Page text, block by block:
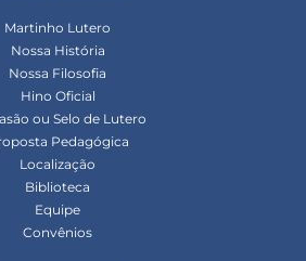
Martinho Lutero
Nossa História
Nossa Filosofia
Hino Oficial
ou Selo de Lutero
Pedagógica
Localização
Biblioteca
Equipe
Convênios